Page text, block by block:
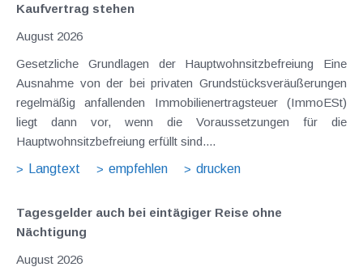
Kaufvertrag stehen
August 2026
Gesetzliche Grundlagen der Hauptwohnsitzbefreiung Eine
Ausnahme von der bei privaten Grundstücksveräußerungen
regelmäßig anfallenden Immobilienertragsteuer (ImmoESt)
liegt dann vor, wenn die Voraussetzungen für die
Hauptwohnsitzbefreiung erfüllt sind....
Langtext
empfehlen drucken
Tagesgelder auch bei eintägiger Reise ohne
Nächtigung
August 2026